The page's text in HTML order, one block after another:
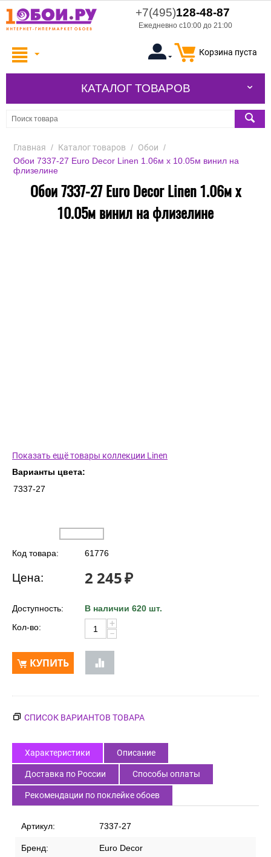
+7(495)128-48-87
Ежедневно с10:00 до 21:00
Корзина пуста
КАТАЛОГ ТОВАРОВ
Главная / Каталог товаров / Обои /
Обои 7337-27 Euro Decor Linen 1.06м x 10.05м винил на
флизелине
Обои 7337-27 Euro Decor Linen 1.06м x
10.05м винил на флизелине
Показать ещё товары коллекции Linen
Варианты цвета:
7337-27
Код товара: 61776
Цена: 2 245₽
Доступность:
В наличии 620 шт.
Кол-во:
+
−
КУПИТЬ
СПИСОК ВАРИАНТОВ ТОВАРА
Характеристики Описание
Доставка по России Способы оплаты
Рекомендации по поклейке обоев
Артикул: 7337-27
Бренд: Euro Decor